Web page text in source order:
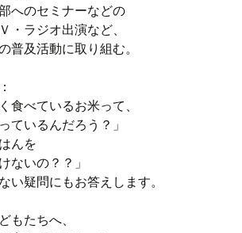
へのセミナーなどの
・ラジオ出演など、
普及活動に取り組む。
食べているお米って、
ているんだろう？」
んを
ないの？？」
い疑問にもお答えします。
もたちへ、